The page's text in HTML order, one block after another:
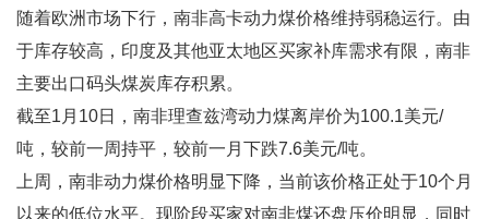
随着欧洲市场下行，南非高卡动力煤价格维持弱稳运行。由
于库存较高，印度及其他亚太地区买家补库需求有限，南非
主要出口码头煤炭库存积累。
截至1月10日，南非理查兹湾动力煤离岸价为100.1美元/
吨，较前一周持平，较前一月下跌7.6美元/吨。
上周，南非动力煤价格明显下降，当前该价格正处于10个月
以来的低位水平。现阶段买家对南非煤还盘压价明显，同时